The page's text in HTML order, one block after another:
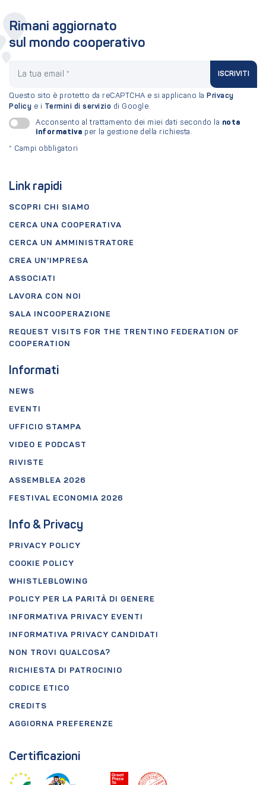
Link rapidi
SCOPRI CHI SIAMO
CERCA UNA COOPERATIVA
CERCA UN AMMINISTRATORE
CREA UN'IMPRESA
ASSOCIATI
LAVORA CON NOI
SALA INCOOPERAZIONE
REQUEST VISITS FOR THE TRENTINO FEDERATION OF
COOPERATION
Informati
NEWS
EVENTI
UFFICIO STAMPA
VIDEO E PODCAST
RIVISTE
ASSEMBLEA 2026
FESTIVAL ECONOMIA 2026
Info & Privacy
PRIVACY POLICY
COOKIE POLICY
WHISTLEBLOWING
POLICY PER LA PARITÀ DI GENERE
INFORMATIVA PRIVACY EVENTI
INFORMATIVA PRIVACY CANDIDATI
NON TROVI QUALCOSA?
RICHIESTA DI PATROCINIO
CODICE ETICO
CREDITS
AGGIORNA PREFERENZE
Certificazioni
Rimani aggiornato
sul mondo cooperativo
ISCRIVITI
Questo sito è protetto da reCAPTCHA e si applicano la Privacy
Policy e i Termini di servizio di Google.
Acconsento al trattamento dei miei dati secondo la nota
informativa per la gestione della richiesta.
* Campi obbligatori